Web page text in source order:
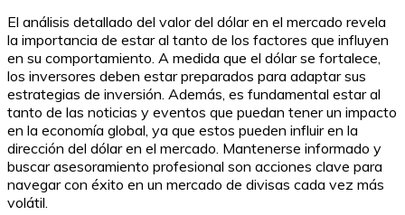
El análisis detallado del valor del dólar en el mercado revela
la importancia de estar al tanto de los factores que influyen
en su comportamiento. A medida que el dólar se fortalece,
los inversores deben estar preparados para adaptar sus
estrategias de inversión. Además, es fundamental estar al
tanto de las noticias y eventos que puedan tener un impacto
en la economía global, ya que estos pueden influir en la
dirección del dólar en el mercado. Mantenerse informado y
buscar asesoramiento profesional son acciones clave para
navegar con éxito en un mercado de divisas cada vez más
volátil.